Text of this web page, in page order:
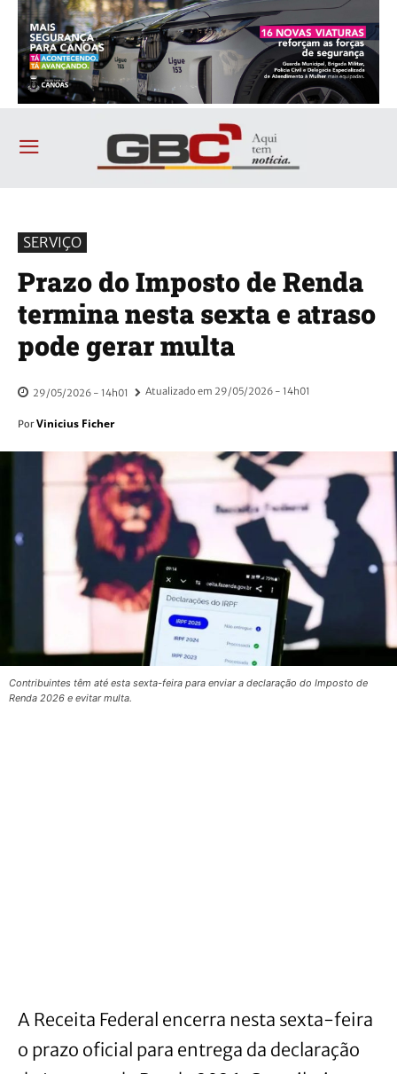
SERVIÇO
Prazo do Imposto de Renda
termina nesta sexta e atraso
pode gerar multa
29/05/2026 - 14h01 Atualizado em 29/05/2026 - 14h01
Por Vinicius Ficher
Contribuintes têm até esta sexta-feira para enviar a declaração do Imposto de
Renda 2026 e evitar multa.
A Receita Federal encerra nesta sexta-feira
o prazo oficial para entrega da declaração